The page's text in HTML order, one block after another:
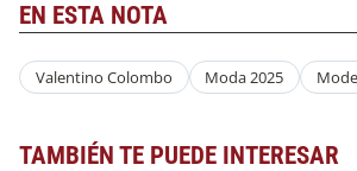
EN ESTA NOTA
Valentino Colombo Moda 2025
TAMBIÉN TE PUEDE INTERESAR